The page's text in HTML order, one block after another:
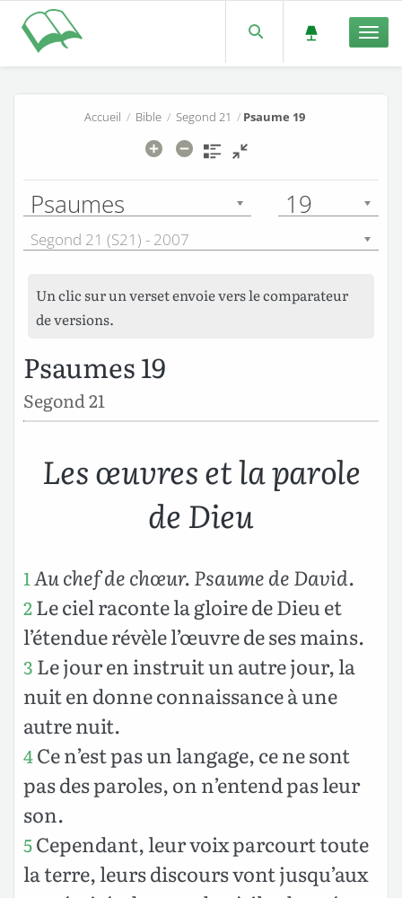
Accueil / Bible /Segond 21 / Psaume 19
Psaumes 19
Segond 21 (S21) - 2007
Un clic sur un verset envoie vers le comparateur
de versions.
Psaumes 19
Segond 21
Les œuvres et la parole
de Dieu
1 Au chef de chœur. Psaume de David.
2Le ciel raconte la gloire de Dieu et
l’étendue révèle l’œuvre de ses mains.
3 Le jour en instruit un autre jour, la
nuit en donne connaissance à une
autre nuit.
4Ce n’est pas un langage, ce ne sont
pas des paroles, on n’entend pas leur
son.
5Cependant, leur voix parcourt toute
la terre, leurs discours vont jusqu’aux